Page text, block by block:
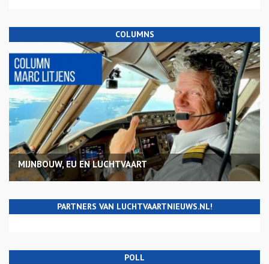
COLUMNS
MIJNBOUW, EU EN LUCHTVAART
PARTNERS VAN LUCHTVAARTNIEUWS.NL!
POLL